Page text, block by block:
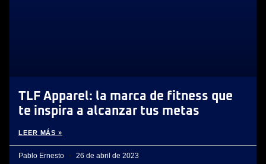
TLF Apparel: la marca de fitness que
te inspira a alcanzar tus metas
LEER MÁS »
Pablo Ernesto 26 de abril de 2023